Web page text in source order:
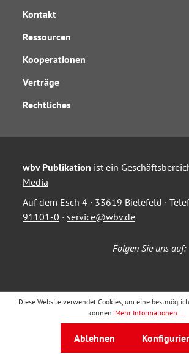
Kontakt
Ressourcen
Kooperationen
Verträge
Rechtliches
wbv Publikation ist ein
Media
Auf dem Esch 4 · 33619 Bielefeld ·
91101-0 · service@wbv.de
Folgen Sie uns auf:
Diese Website verwendet Cookies, um eine
können. Mehr Informationen ...
Ablehnen